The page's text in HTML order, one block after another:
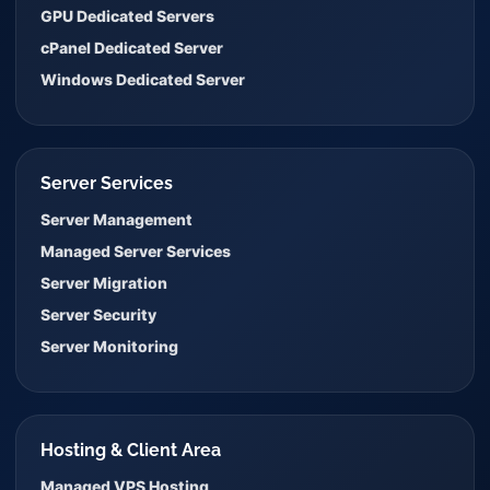
GPU Dedicated Servers
cPanel Dedicated Server
Windows Dedicated Server
Server Services
Server Management
Managed Server Services
Server Migration
Server Security
Server Monitoring
Hosting & Client Area
Managed VPS Hosting